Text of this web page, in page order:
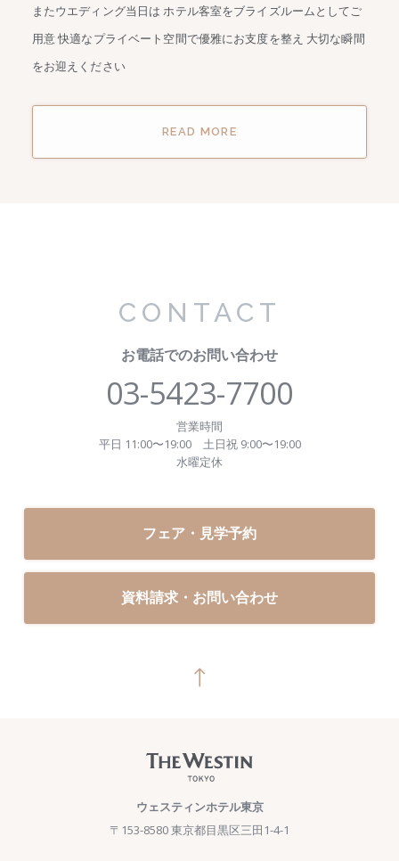
またウエディング当日は ホテル客室をブライズルームとしてご
用意快適なプライベート空間で優雅にお支度を整え 大切な瞬間
をお迎えください
READ MORE
CONTACT
お電話でのお問い合わせ
03-5423-7700
営業時間
平日 11:00〜19:00
土日祝 9:00〜19:00
水曜定休
フェア・見学予約
資料請求・お問い合わせ
ウェスティンホテル東京
〒153-8580 東京都目黒区三田1-4-1